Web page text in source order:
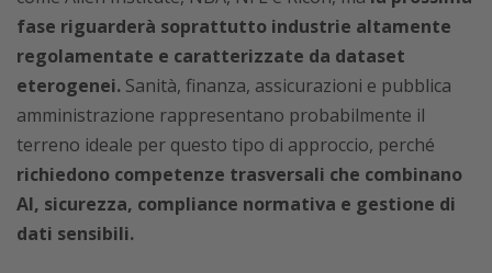
fase riguarderà soprattutto industrie altamente
regolamentate e caratterizzate da dataset
eterogenei. Sanità, finanza, assicurazioni e pubblica
amministrazione rappresentano probabilmente il
terreno ideale per questo tipo di approccio, perché
richiedono competenze trasversali che combinano
AI, sicurezza, compliance normativa e gestione di
dati sensibili.